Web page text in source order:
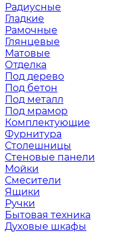
Радиусные
Гладкие
Рамочные
Глянцевые
Матовые
Отделка
Под дерево
Под бетон
Под металл
Под мрамор
Комплектующие
Фурнитура
Столешницы
Стеновые панели
Мойки
Смесители
Ящики
Ручки
Бытовая техника
Духовые шкафы